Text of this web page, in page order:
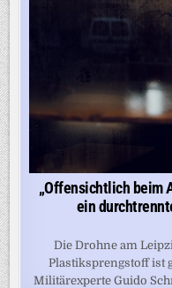
„Offensichtlich beim
ein
Die Drohne am
Plastiksprengstoff ist
Militärexperte Guido